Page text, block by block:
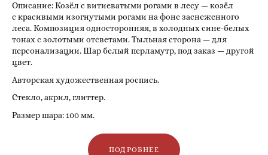
Описание: Козёл с витиеватыми рогами в лесу — козёл
с красивыми изогнутыми рогами на фоне заснеженного
леса. Композиция односторонняя, в холодных сине-белых
тонах с золотыми отсветами. Тыльная сторона — для
персонализации. Шар белый перламутр, под заказ — другой
цвет.
Авторская художественная роспись.
Стекло, акрил, глиттер.
Размер шара: 100 мм.
ПОДРОБНЕЕ